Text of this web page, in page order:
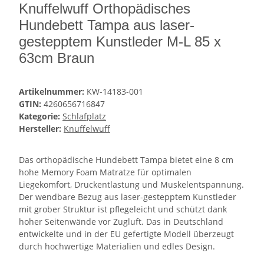
Knuffelwuff Orthopädisches
Hundebett Tampa aus laser-
gestepptem Kunstleder M-L 85 x
63cm Braun
Artikelnummer: KW-14183-001
GTIN: 4260656716847
Kategorie: Schlafplatz
Hersteller: Knuffelwuff
Das orthopädische Hundebett Tampa bietet eine 8 cm
hohe Memory Foam Matratze für optimalen
Liegekomfort, Druckentlastung und Muskelentspannung.
Der wendbare Bezug aus laser-gestepptem Kunstleder
mit grober Struktur ist pflegeleicht und schützt dank
hoher Seitenwände vor Zugluft. Das in Deutschland
entwickelte und in der EU gefertigte Modell überzeugt
durch hochwertige Materialien und edles Design.